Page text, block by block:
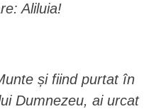
Aliluia!
și fiind purtat în
Dumnezeu, ai urcat